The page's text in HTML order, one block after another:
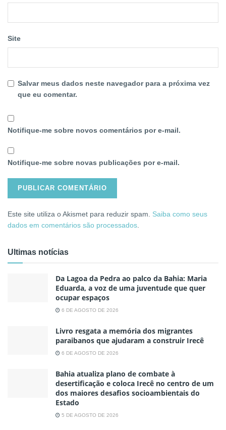
Site
Salvar meus dados neste navegador para a próxima vez
que eu comentar.
Notifique-me sobre novos comentários por e-mail.
Notifique-me sobre novas publicações por e-mail.
Este site utiliza o Akismet para reduzir spam. Saiba como seus
dados em comentários são processados
Ultimas notícias
Da Lagoa da Pedra ao palco da Bahia: Maria
Eduarda, a voz de uma juventude que quer
ocupar espaços
6 DE AGOSTO DE 2026
Livro resgata a memória dos migrantes
paraibanos que ajudaram a construir Irecê
6 DE AGOSTO DE 2026
Bahia atualiza plano de combate à
desertificação e coloca Irecê no centro de um
dos maiores desafios socioambientais do
Estado
5 DE AGOSTO DE 2026